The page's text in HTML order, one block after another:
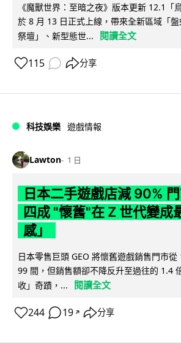
《魔獸世界：至暗之夜》版本更新 12.1「
於 8 月 13 日正式上線，帶來全新區域「
祭壇」、新型態世...
閱讀全文
115 分享
科技娛樂 遊戲情報
Lawton 1 日
日本二手遊戲店減 90%
四成 "懷舊"在 Z 世代變成
感」
日本零售巨頭 GEO 將懷舊遊戲銷售門市
99 間，但銷售額卻不降反升至過往的 1.4
收」奇蹟，...
閱讀全文
244 19 ↗ 分享